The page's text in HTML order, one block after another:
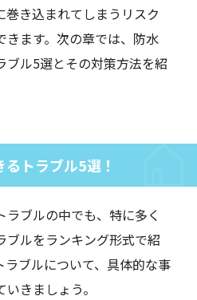
巻き込まれてしまうリスク
きます。次の章では、防水
ブル5選とその対策方法を紹
トラブル5選！
ブルの中でも、特に多く
ブルをランキング形式で紹
ラブルについて、具体的な事
きましょう。